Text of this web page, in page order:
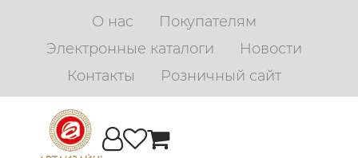
О нас
Покупателям
Электронные каталоги
Новости
Контакты
Розничный сайт